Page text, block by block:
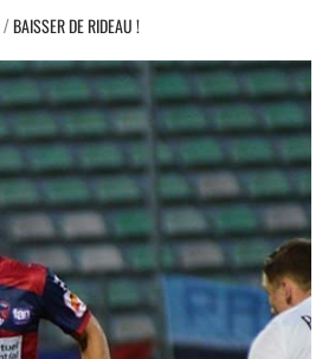
/BAISSER DE RIDEAU !